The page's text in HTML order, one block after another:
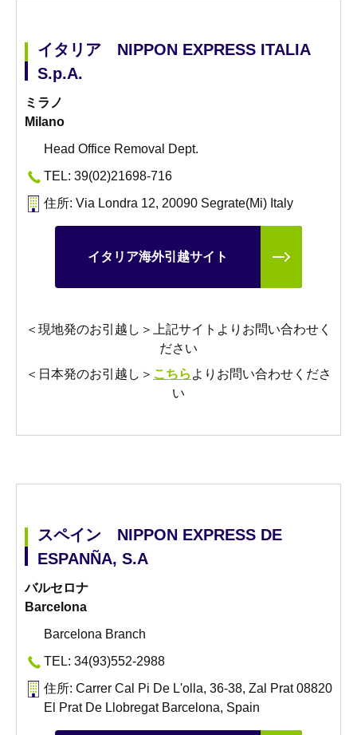
イタリア NIPPON EXPRESS ITALIA
S.p.A.
ミラノ
Milano
Head Office Removal Dept.
TEL: 39(02)21698-716
住所: Via Londra 12, 20090 Segrate(Mi) Italy
イタリア海外引越サイト
＜現地発のお引越し＞上記サイトよりお問い合わせく
ださい
＜日本発のお引越し＞ こちら よりお問い合わせくださ
い
スペイン NIPPON EXPRESS DE
ESPANÑA, S.A
バルセロナ
Barcelona
Barcelona Branch
TEL: 34(93)552-2988
住所: Carrer Cal Pi De L'olla, 36-38, Zal Prat 08820
El Prat De Llobregat Barcelona, Spain